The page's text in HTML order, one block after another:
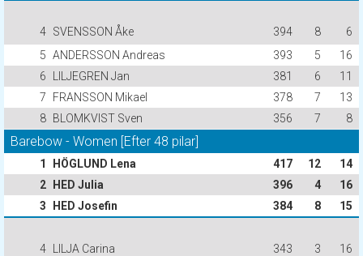
4 SVENSSON Åke 394 8
6
5 ANDERSSON Andreas 393 5
16
6
LILJEGREN Jan 381 6
11
7
FRANSSON Mikael 378 7
13
8 BLOMKVIST Sven 356 7 8
Barebow - Women [Efter 48 pilar]
1 HÖGLUND Lena 417 12
14
2
HED Julia 396 4
16
3
HED Josefin 384 8 15
4 LILJA Carina 343 3 16